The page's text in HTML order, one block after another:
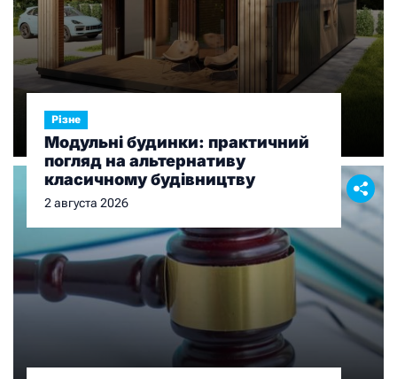
Різне
Модульні будинки: практичний
погляд на альтернативу
класичному будівництву
2 августа 2026